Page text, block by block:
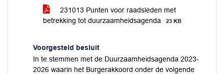
231013 Punten voor raadsleden met
betrekking tot duurzaamheidsagenda
23 KB
Voorgesteld besluit
In te stemmen met de Duurzaamheidsagenda 2023-
2026 waarin het Burgerakkoord onder de volgende